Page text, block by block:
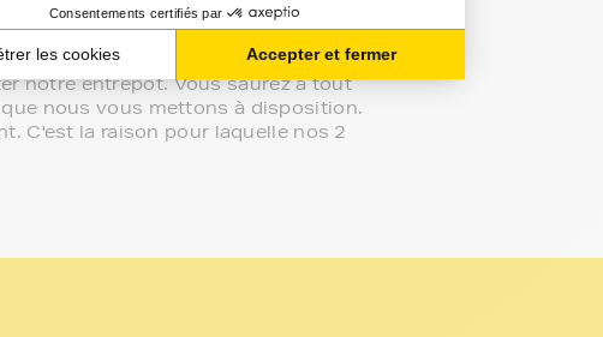
complètement sécurisée.
notre entrepôt. Vous saurez à tout
nous vous mettons à disposition.
C'est la raison pour laquelle nos 2